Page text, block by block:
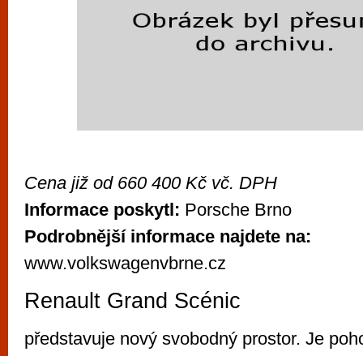
Cena již od 660 400 Kč vč. DPH
Informace poskytl: Porsche Brno
Podrobnější informace najdete na:
www.volkswagenvbrne.cz
Renault Grand Scénic
představuje nový svobodný prostor. Je